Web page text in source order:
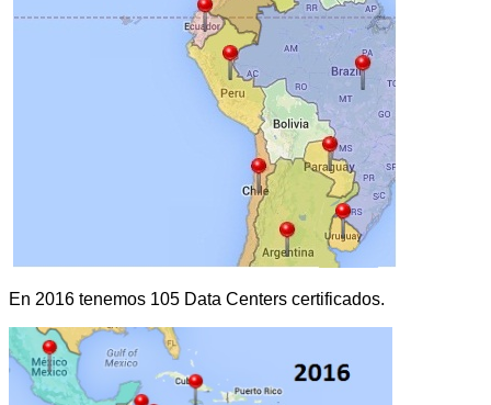
En 2016 tenemos 105 Data Centers certificados.